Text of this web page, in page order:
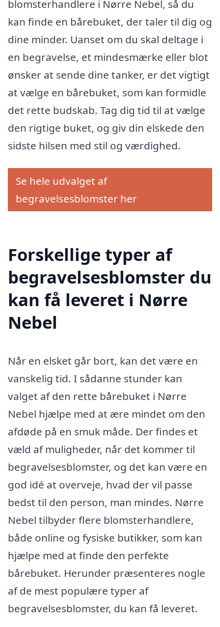
blomsterhandlere i Nørre Nebel, så du
kan finde en bårebuket, der taler til dig og
dine minder. Uanset om du skal deltage i
en begravelse, et mindesmærke eller blot
ønsker at sende dine tanker, er det vigtigt
at vælge en bårebuket, som kan formidle
det rette budskab. Tag dig tid til at vælge
den rigtige buket, og giv din elskede den
sidste hilsen med stil og værdighed.
Se hele udvalget af
begravelsesblomster her
Forskellige typer af
begravelsesblomster du
kan få leveret i Nørre
Nebel
Når en elsket går bort, kan det være en
vanskelig tid. I sådanne stunder kan
valget af den rette bårebuket i Nørre
Nebel hjælpe med at ære mindet om den
afdøde på en smuk måde. Der findes et
væld af muligheder, når det kommer til
begravelsesblomster, og det kan være en
god idé at overveje, hvad der vil passe
bedst til den person, man mindes. Nørre
Nebel tilbyder flere blomsterhandlere,
både online og fysiske butikker, som kan
hjælpe med at finde den perfekte
bårebuket. Herunder præsenteres nogle
af de mest populære typer af
begravelsesblomster, du kan få leveret.